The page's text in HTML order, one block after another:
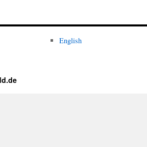
English